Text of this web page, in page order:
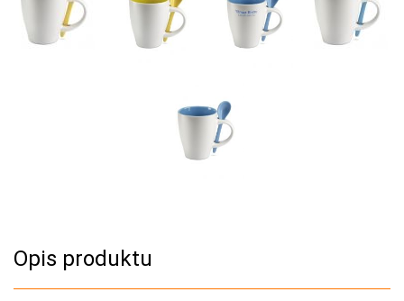
Opis produktu